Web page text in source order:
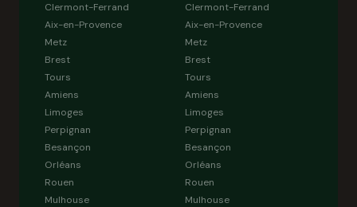
Clermont-Ferrand
Aix-en-Provence
Metz
Brest
Tours
Amiens
Limoges
Perpignan
Besançon
Orléans
Rouen
Mulhouse
Clermont-Ferrand
Aix-en-Provence
Metz
Brest
Tours
Amiens
Limoges
Perpignan
Besançon
Orléans
Rouen
Mulhouse